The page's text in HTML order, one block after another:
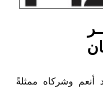
أنعم وشركاه ممثلةً